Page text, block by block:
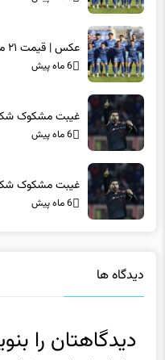
عکس | قیمت ۲۱ میلیون تومانی برای بلیت بازی استقلال!
6 ماه پیش
غیبت مشکوک
6 ماه پیش
غیبت مشکوک
6 ماه پیش
دیدگاه ها
دیدگاهتان را